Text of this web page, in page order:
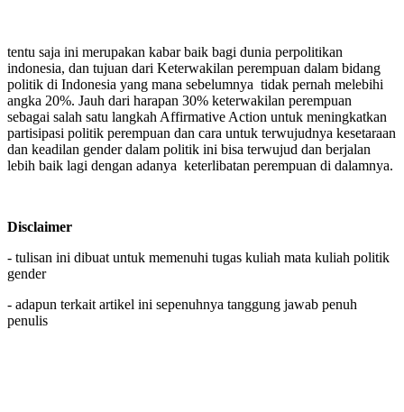
tentu saja ini merupakan kabar baik bagi dunia perpolitikan
indonesia, dan tujuan dari Keterwakilan perempuan dalam bidang
politik di Indonesia yang mana sebelumnya tidak pernah melebihi
angka 20%. Jauh dari harapan 30% keterwakilan perempuan
sebagai salah satu langkah Affirmative Action untuk meningkatkan
partisipasi politik perempuan dan cara untuk terwujudnya kesetaraan
dan keadilan gender dalam politik ini bisa terwujud dan berjalan
lebih baik lagi dengan adanya keterlibatan perempuan di dalamnya.
Disclaimer
- tulisan ini dibuat untuk memenuhi tugas kuliah mata kuliah politik
gender
- adapun terkait artikel ini sepenuhnya tanggung jawab penuh
penulis